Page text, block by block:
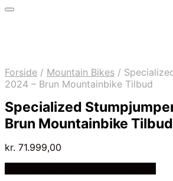
Forside / Mountain Bikes /
2024 – Brun Mountainbike Tilbud
Specialized
Brun Mountainbike Tilbud
kr. 71.999,00